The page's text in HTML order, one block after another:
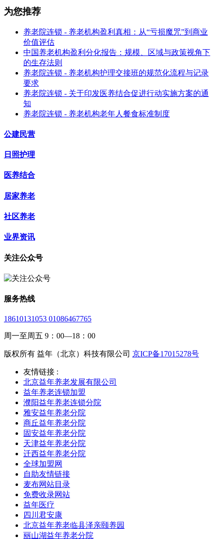
为您推荐
养老院连锁 - 养老机构盈利真相：从“亏损魔咒”到商业
价值评估
中国养老机构盈利分化报告：规模、区域与政策视角下
的生存法则
养老院连锁 - 养老机构护理交接班的规范化流程与记录
要求
养老院连锁 - 关于印发医养结合促进行动实施方案的通
知
养老院连锁 - 养老机构老年人餐食标准制度
公建民营
日照护理
医养结合
居家养老
社区养老
业界资讯
关注公众号
服务热线
18610131053 01086467765
周一至周五 9：00—18：00
版权所有 益年（北京）科技有限公司 京ICP备17015278号
友情链接 :
北京益年养老发展有限公司
益年养老连锁加盟
濮阳益年养老连锁分院
雅安益年养老分院
商丘益年养老分院
固安益年养老分院
天津益年养老分院
迁西益年养老分院
全球加盟网
自助友情链接
麦布网站目录
免费收录网站
益年医疗
四川君安康
北京益年养老临县泽亲颐养园
丽山湖益年养老分院